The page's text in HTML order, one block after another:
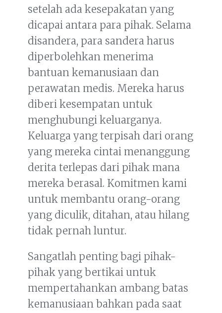
setelah ada kesepakatan yang
dicapai antara para pihak. Selama
disandera, para sandera harus
diperbolehkan menerima
bantuan kemanusiaan dan
perawatan medis. Mereka harus
diberi kesempatan untuk
menghubungi keluarganya.
Keluarga yang terpisah dari orang
yang mereka cintai menanggung
derita terlepas dari pihak mana
mereka berasal. Komitmen kami
untuk membantu orang-orang
yang diculik, ditahan, atau hilang
tidak pernah luntur.
Sangatlah penting bagi pihak-
pihak yang bertikai untuk
mempertahankan ambang batas
kemanusiaan bahkan pada saat